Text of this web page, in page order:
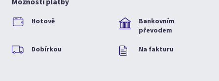
Hotově
Bankovním
převodem
Dobírkou Na fakturu